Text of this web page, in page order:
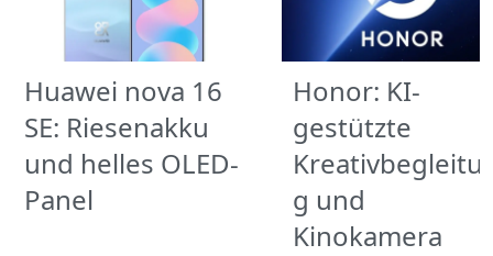
Huawei nova 16
SE: Riesenakku
und helles OLED-
Panel
Honor: KI-
gestützte
g und
Kinokamera